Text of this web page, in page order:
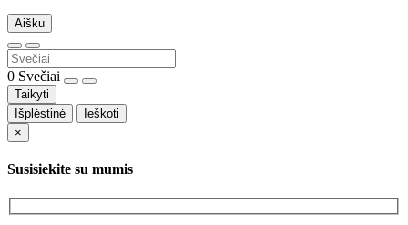
Aišku
0 Svečiai
Taikyti
Išplėstinė
Ieškoti
×
Susisiekite su mumis